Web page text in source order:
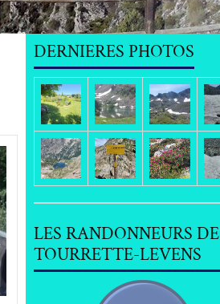
DERNIERES PHOTOS
LES RANDONNEURS DE
TOURRETTE-LEVENS